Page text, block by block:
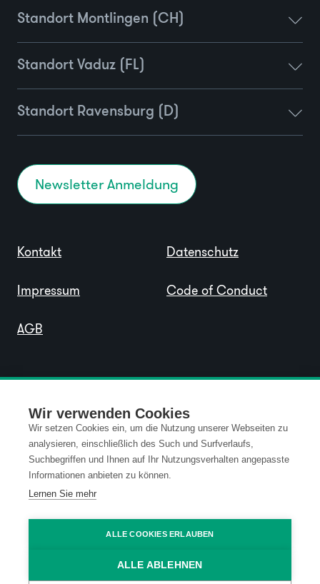
Wir verwenden Cookies
Wir setzen Cookies ein, um die Nutzung unserer Webseiten zu
analysieren, einschließlich des Such und Surfverlaufs,
Suchbegriffen und Ihnen auf Ihr Nutzungsverhalten angepasste
Informationen anbieten zu können.
Lernen Sie mehr
ALLE COOKIES ERLAUBEN
ALLE ABLEHNEN
Standort Montlingen (CH)
Standort Vaduz (FL)
Standort Ravensburg (D)
Newsletter Anmeldung
Kontakt
Impressum
AGB
Datenschutz
Code of Conduct